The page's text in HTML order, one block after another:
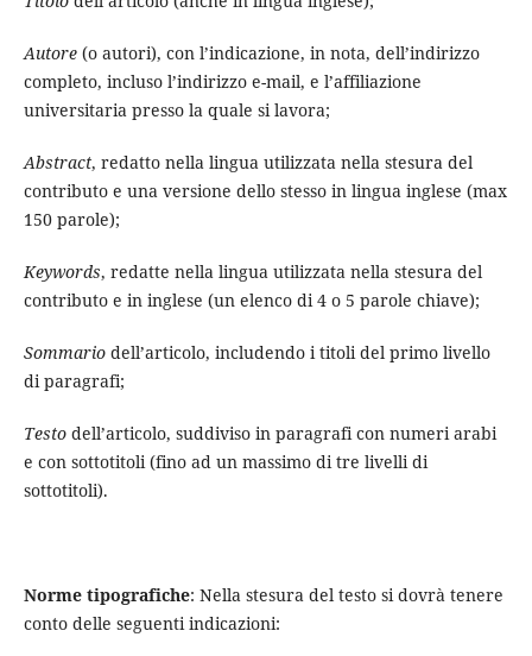
Autore(o autori), con l’indicazione, in nota, dell’indirizzo
completo, incluso l’indirizzo e-mail, e l’affiliazione
universitaria presso la quale si lavora;
Abstract, redatto nella lingua utilizzata nella stesura del
contributo e una versione dello stesso in lingua inglese (max
150 parole);
Keywords, redatte nella lingua utilizzata nella stesura del
contributo e in inglese (un elenco di 4 o 5 parole chiave);
Sommariodell’articolo, includendo i titoli del primo livello
di paragrafi;
Testodell’articolo, suddiviso in paragrafi con numeri arabi
e con sottotitoli (fino ad un massimo di tre livelli di
sottotitoli).
Norme tipografiche: Nella stesura del testo si dovrà tenere
conto delle seguenti indicazioni: